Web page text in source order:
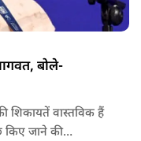
बोले-
शिकायतें वास्तविक हैं
किए जाने की